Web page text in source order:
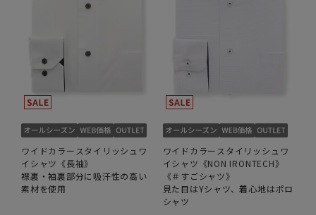
ワイドカラースタイリッシュワ
イシャツ《長袖》
襟裏・袖裏部分に吸汗性の高い
素材を使用
ワイドカラースタイリッシュワ
イシャツ《NON IRONTECH》
《＃すごシャツ》
見た目はYシャツ、着心地はポロ
シャツ